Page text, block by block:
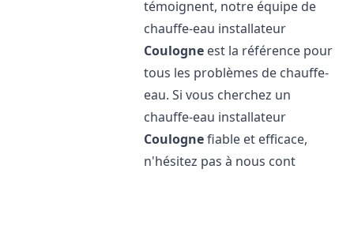
témoignent, notre équipe de
chauffe-eau installateur
Coulogne est la référence pour
tous les problèmes de chauffe-
eau. Si vous cherchez un
chauffe-eau installateur
Coulognefiable et efficace,
n'hésitez pas à nous cont